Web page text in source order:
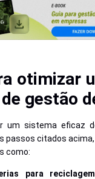
otimizar
gestão
um sistema eficaz
passos citados
como:
para